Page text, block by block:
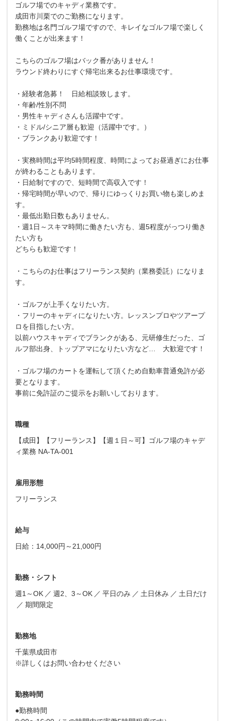
ゴルフ場でのキャディ業務です。
成田市川栗でのご勤務になります。
勤務地は名門ゴルフ場ですので、キレイなゴルフ場で楽しく
働くことが出来ます！
こちらのゴルフ場はバック番がありません！
ラウンド終わりにすぐ帰宅出来るお仕事環境です。
・経験者急募！ 日給相談致します。
・年齢/性別不問
・男性キャディさんも活躍中です。
・ミドル/シニア層も歓迎（活躍中です。）
・ブランクあり歓迎です！
・実務時間は平均5時間程度、時間によってお昼過ぎにお仕事
が終わることもあります。
・日給制ですので、短時間で高収入です！
・帰宅時間が早いので、帰りにゆっくりお買い物も楽しめま
す。
・最低出勤日数もありません。
・週1日～スキマ時間に働きたい方も、週5程度がっつり働き
たい方も
どちらも歓迎です！
・こちらのお仕事はフリーランス契約（業務委託）になりま
す。
・ゴルフが上手くなりたい方。
・フリーのキャディになりたい方。レッスンプロやツアープ
ロを目指したい方。
以前ハウスキャディでブランクがある、元研修生だった、ゴ
ルフ部出身、トップアマになりたい方など… 大歓迎です！
・ゴルフ場のカートを運転して頂くため自動車普通免許が必
要となります。
事前に免許証のご提示をお願いしております。
職種
【成田】【フリーランス】【週１日～可】ゴルフ場のキャデ
ィ業務 NA-TA-001
雇用形態
フリーランス
給与
日給：14,000円～21,000円
勤務・シフト
週1～OK
週2、3～OK 平日のみ 土日休み
土日だけ
期間限定
勤務地
千葉県成田市
※詳しくはお問い合わせください
勤務時間
●勤務時間